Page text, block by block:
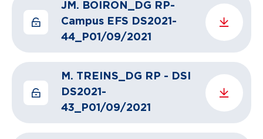
JM. BOIRON_DG RP-
Campus EFS DS2021-
44_P01/09/2021
M. TREINS_DG RP - DSI
DS2021-
43_P01/09/2021